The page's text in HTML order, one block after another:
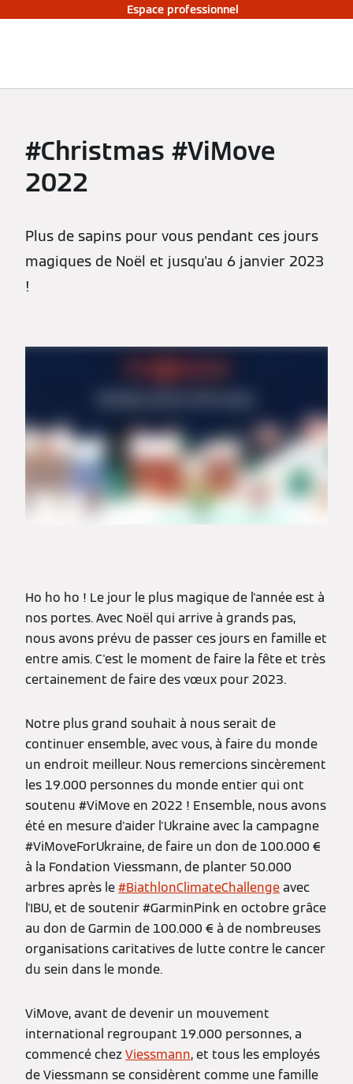
Espace professionnel
#Christmas #ViMove
2022
Plus de sapins pour vous pendant ces jours
magiques de Noël et jusqu'au 6 janvier 2023
!
Ho ho ho ! Le jour le plus magique de l'année est à
nos portes. Avec Noël qui arrive à grands pas,
nous avons prévu de passer ces jours en famille et
entre amis. C'est le moment de faire la fête et très
certainement de faire des vœux pour 2023.
Notre plus grand souhait à nous serait de
continuer ensemble, avec vous, à faire du monde
un endroit meilleur. Nous remercions sincèrement
les 19.000 personnes du monde entier qui ont
soutenu #ViMove en 2022 ! Ensemble, nous avons
été en mesure d'aider l'Ukraine avec la campagne
#ViMoveForUkraine, de faire un don de 100.000 €
à la Fondation Viessmann, de planter 50.000
arbres après le#BiathlonClimateChallengeavec
l'IBU, et de soutenir #GarminPink en octobre grâce
au don de Garmin de 100.000 € à de nombreuses
organisations caritatives de lutte contre le cancer
du sein dans le monde.
ViMove, avant de devenir un mouvement
international regroupant 19.000 personnes, a
commencé chezViessmann, et tous les employés
de Viessmann se considèrent comme une famille